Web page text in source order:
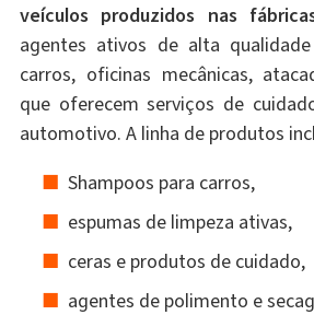
veículos produzidos nas
agentes ativos de alta
carros, oficinas mecânicas,
que oferecem serviços de
automotivo. A linha de produtos
Shampoos para carros,
espumas de limpeza ativas,
ceras e produtos de cuidado,
agentes de polimento e